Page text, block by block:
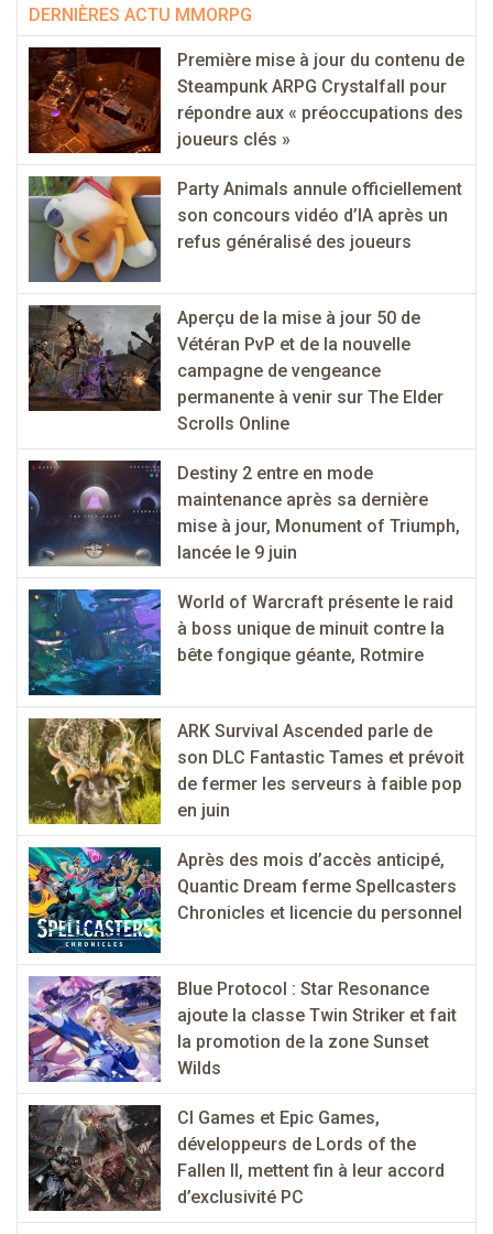
DERNIÈRES ACTU MMORPG
Première mise à jour du contenu de
Steampunk ARPG Crystalfall pour
répondre aux « préoccupations des
joueurs clés »
Party Animals annule officiellement
son concours vidéo d’IA après un
refus généralisé des joueurs
Aperçu de la mise à jour 50 de
Vétéran PvP et de la nouvelle
campagne de vengeance
permanente à venir sur The Elder
Scrolls Online
Destiny 2 entre en mode
maintenance après sa dernière
mise à jour, Monument of Triumph,
lancée le 9 juin
World of Warcraft présente le raid
à boss unique de minuit contre la
bête fongique géante, Rotmire
ARK Survival Ascended parle de
son DLC Fantastic Tames et prévoit
de fermer les serveurs à faible pop
en juin
Après des mois d’accès anticipé,
Quantic Dream ferme Spellcasters
Chronicles et licencie du personnel
Blue Protocol : Star Resonance
ajoute la classe Twin Striker et fait
la promotion de la zone Sunset
Wilds
CI Games et Epic Games,
développeurs de Lords of the
Fallen II, mettent fin à leur accord
d’exclusivité PC